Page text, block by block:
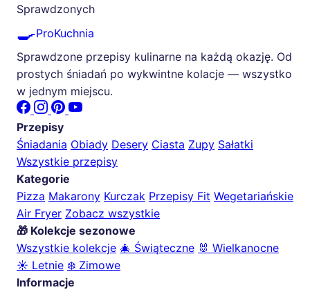
Sprawdzonych
🍳ProKuchnia
Sprawdzone przepisy kulinarne na każdą okazję. Od
prostych śniadań po wykwintne kolacje — wszystko
w jednym miejscu.
Przepisy
Śniadania Obiady Desery Ciasta Zupy Sałatki
Wszystkie przepisy
Kategorie
Pizza Makarony Kurczak Przepisy Fit Wegetariańskie
Air Fryer Zobacz wszystkie
🎁 Kolekcje sezonowe
Wszystkie kolekcje 🎄 Świąteczne 🐰 Wielkanocne
☀️ Letnie ❄️ Zimowe
Informacje